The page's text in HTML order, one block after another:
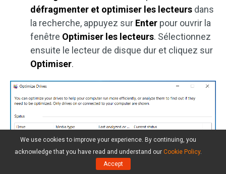
défragmenter et optimiser les lecteurs dans
la recherche, appuyez sur Enter pour ouvrir la
fenêtre Optimiser les lecteurs. Sélectionnez
ensuite le lecteur de disque dur et cliquez sur
Optimiser.
We use cookies to improve your experience. By continuing, you
acknowledge that you have read and understand our Cookie Policy.
Accept